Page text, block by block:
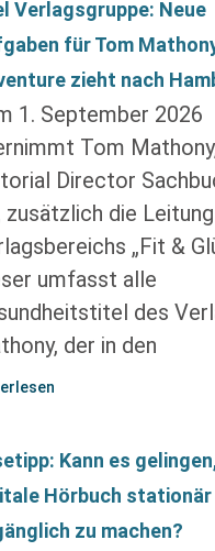
Verlagsgruppe: Neue
für Tom
zieht nach
1. September 2026
Tom
Director
zusätzlich die
„Fit &
umfasst alle
des
der in den
Kann es
Hörbuch stationär
zu machen?